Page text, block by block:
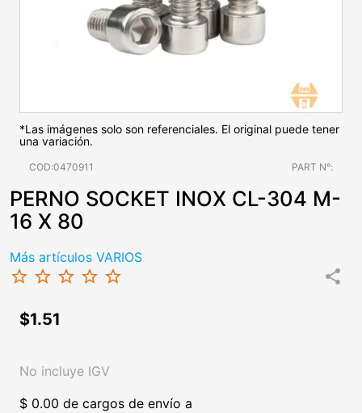
*Las imágenes solo son referenciales. El original puede tener
una variación.
COD:0470911 PART N°:
PERNO SOCKET INOX CL-304 M-
16 X 80
Más artículos VARIOS
star_border star_border star_border star_border star_border share
$1.51
No incluye IGV
$ 0.00 de cargos de envío a